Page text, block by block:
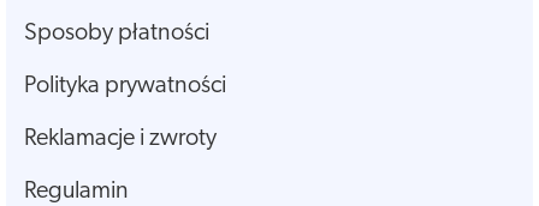
Sposoby płatności
Polityka prywatności
Reklamacje i zwroty
Regulamin